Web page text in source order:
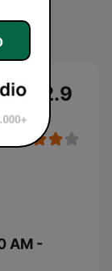
102.9
AM -